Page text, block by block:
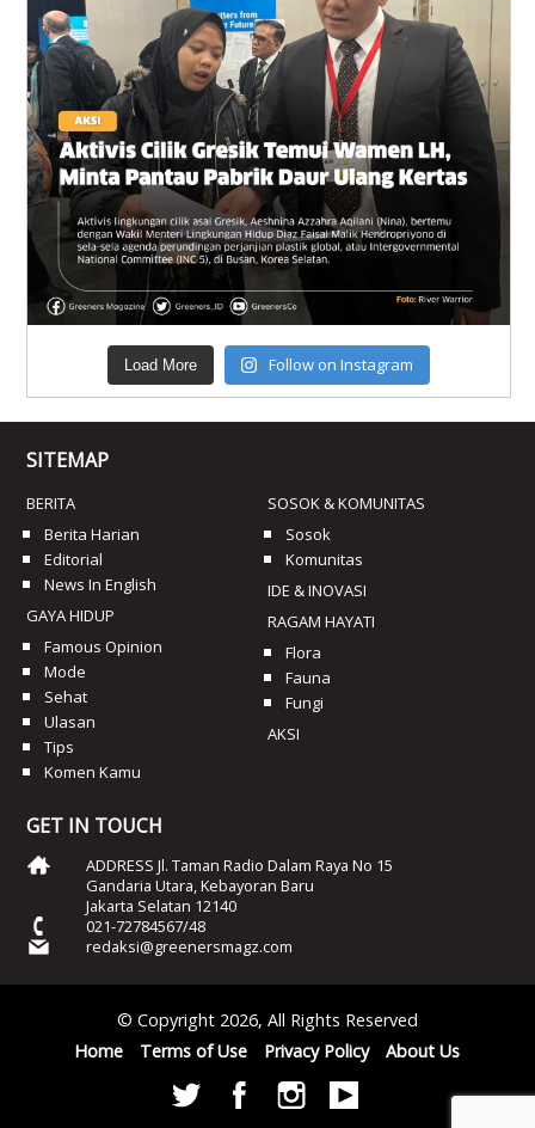
Load More Follow on Instagram
SITEMAP
BERITA
Berita Harian
Editorial
News In English
GAYA HIDUP
Famous Opinion
Mode
Sehat
Ulasan
Tips
Komen Kamu
SOSOK & KOMUNITAS
Sosok
Komunitas
IDE & INOVASI
RAGAM HAYATI
Flora
Fauna
Fungi
AKSI
GET IN TOUCH
ADDRESS Jl. Taman Radio Dalam Raya No 15
Gandaria Utara, Kebayoran Baru
Jakarta Selatan 12140
021-72784567/48
redaksi@greenersmagz.com
© Copyright 2026, All Rights Reserved
Home
Terms of Use Privacy Policy About Us